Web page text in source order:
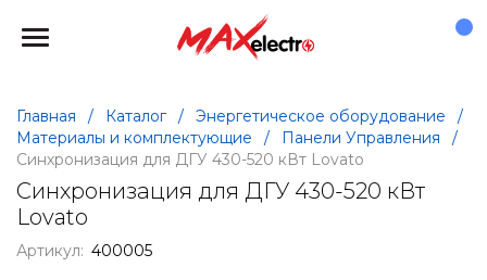
Главная / Каталог / Энергетическое оборудование
/
Материалы и комплектующие
/ Панели Управления
/
Синхронизация для ДГУ 430-520 кВт Lovato
Синхронизация для ДГУ 430-520 кВт
Lovato
Артикул: 400005